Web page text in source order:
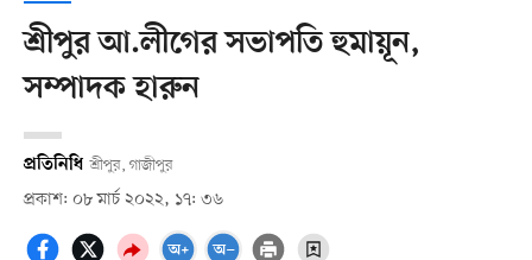
শ্রীপুর আ.লীগের সভাপতি হুমায়ূন,
সম্পাদক হারুন
প্রতিনিধি শ্রীপুর, গাজীপুর
প্রকাশ: ০৮ মার্চ ২০২২, ১৭: ৩৬